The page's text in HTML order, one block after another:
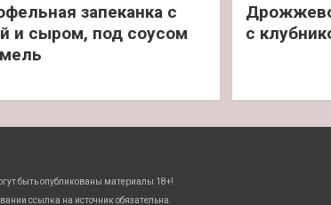
запеканка с
и сыром, под соусом
с
быть опубликованы материалы 18+!
ссылка на источник обязательна.